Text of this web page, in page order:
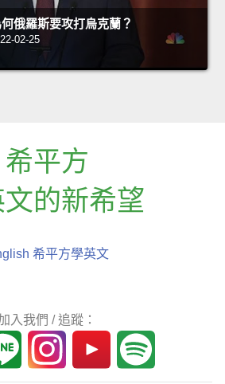
俄羅斯要攻打烏克蘭？
02-25
希平方
的新希望
希平方學英文
入我們 / 追蹤：